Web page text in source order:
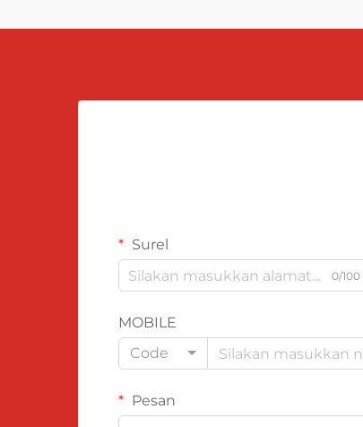
Surel
0/100
MOBILE
Code
Pesan